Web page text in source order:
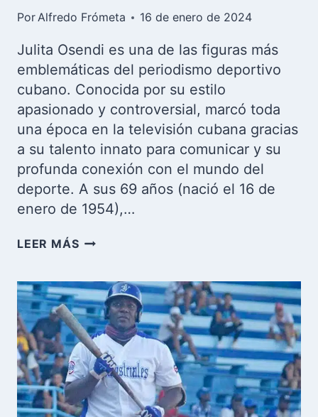
PorAlfredo Frómeta 16 de enero de 2024
Julita Osendi es una de las figuras más
emblemáticas del periodismo deportivo
cubano. Conocida por su estilo
apasionado y controversial, marcó toda
una época en la televisión cubana gracias
a su talento innato para comunicar y su
profunda conexión con el mundo del
deporte. A sus 69 años (nació el 16 de
enero de 1954),…
LEER MÁSJULITA
VIVA
DEL
PERIODISMO
DEPORTIVO
CUBANO